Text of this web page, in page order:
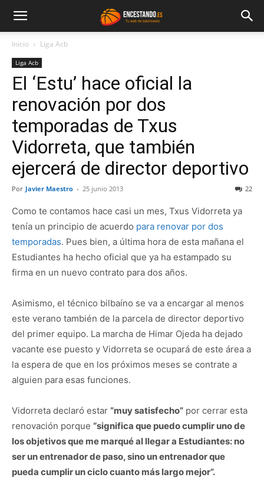
Inicio Liga Acb
Liga Acb
El ‘Estu’ hace oficial la
renovación por dos
temporadas de Txus
Vidorreta, que también
ejercerá de director deportivo
Por Javier Maestro - 25 junio 2013 22
Como te contamos hace casi un mes, Txus Vidorreta ya
tenía un principio de acuerdo para renovar por dos
temporadas. Pues bien, a última hora de esta mañana el
Estudiantes ha hecho oficial que ya ha estampado su
firma en un nuevo contrato para dos años.
Asimismo, el técnico bilbaíno se va a encargar al menos
este verano también de la parcela de director deportivo
del primer equipo. La marcha de Himar Ojeda ha dejado
vacante ese puesto y Vidorreta se ocupará de este área a
la espera de que en los próximos meses se contrate a
alguien para esas funciones.
Vidorreta declaró estar “muy satisfecho” por cerrar esta
renovación porque “significa que puedo cumplir uno de
los objetivos que me marqué al llegar a Estudiantes: no
ser un entrenador de paso, sino un entrenador que
pueda cumplir un ciclo cuanto más largo mejor”.